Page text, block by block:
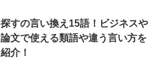
探すの言い換え15語！ビジネスや
論文で使える類語や違う言い方を
紹介！